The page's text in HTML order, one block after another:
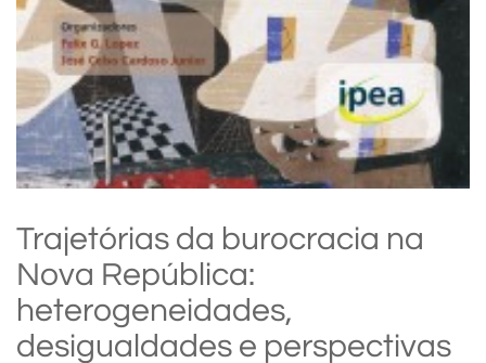
Trajetórias da burocracia na
Nova República:
heterogeneidades,
desigualdades e perspectivas